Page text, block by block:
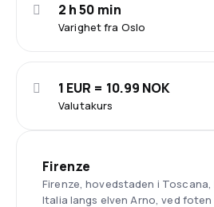
Varighet fra Oslo
2 h 50 min
Valutakurs
1 EUR = 10.99 NOK
Firenze
Firenze, hovedstaden i
Italia langs elven Arno, ved foten